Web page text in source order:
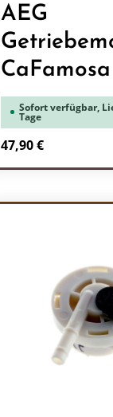
AEG
CaFamosa
Sofort verfügbar,
Tage
Regulärer Preis:
47,90 €